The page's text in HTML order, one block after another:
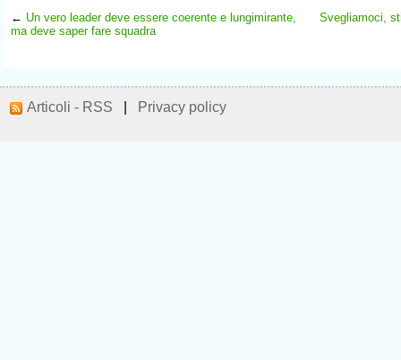
← Un vero leader deve essere coerente e lungimirante,
ma deve saper fare squadra
Svegliamoci,
Articoli - RSS Privacy policy